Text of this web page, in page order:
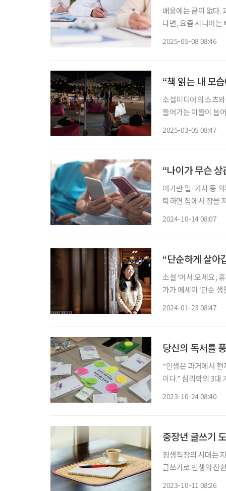
배움에는 끝이 없다.
다면, 요즘 시니어는
2025-05-08 08:46
“책 읽는 내 모
소셜미디어의 쇼츠
들어가는 이들이 늘
2025-03-05 08:47
“나이가 무슨 상
여가란 일·가사 등
퇴하면 집에서 잠을
2024-10-14 08:07
“단순하게 살아
소설 ‘어서 오세요,
가가 에세이 ‘단순
2024-01-23 08:47
당신의 독서를
“인생은 과거에서
이다.” 심리학의 3대
2023-10-24 08:40
중장년 글쓰기
평생직장의 시대는
글쓰기로 인생의 전
2023-10-11 08:26